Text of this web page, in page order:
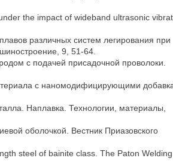
the impact of wideband ultrasonic
различных систем легирования при
9, 51-64.
с подачей присадочной проволоки.
с наномодифицирующими
Наплавка. Технологии, материалы,
оболочкой. Вестник Приазовского
steel of bainite class. The Paton Welding